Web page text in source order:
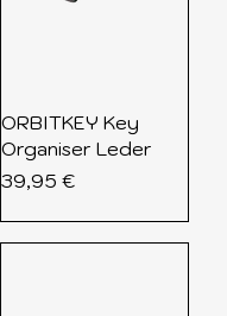
ORBITKEY Key
Organiser Leder
Preis
39,95 €